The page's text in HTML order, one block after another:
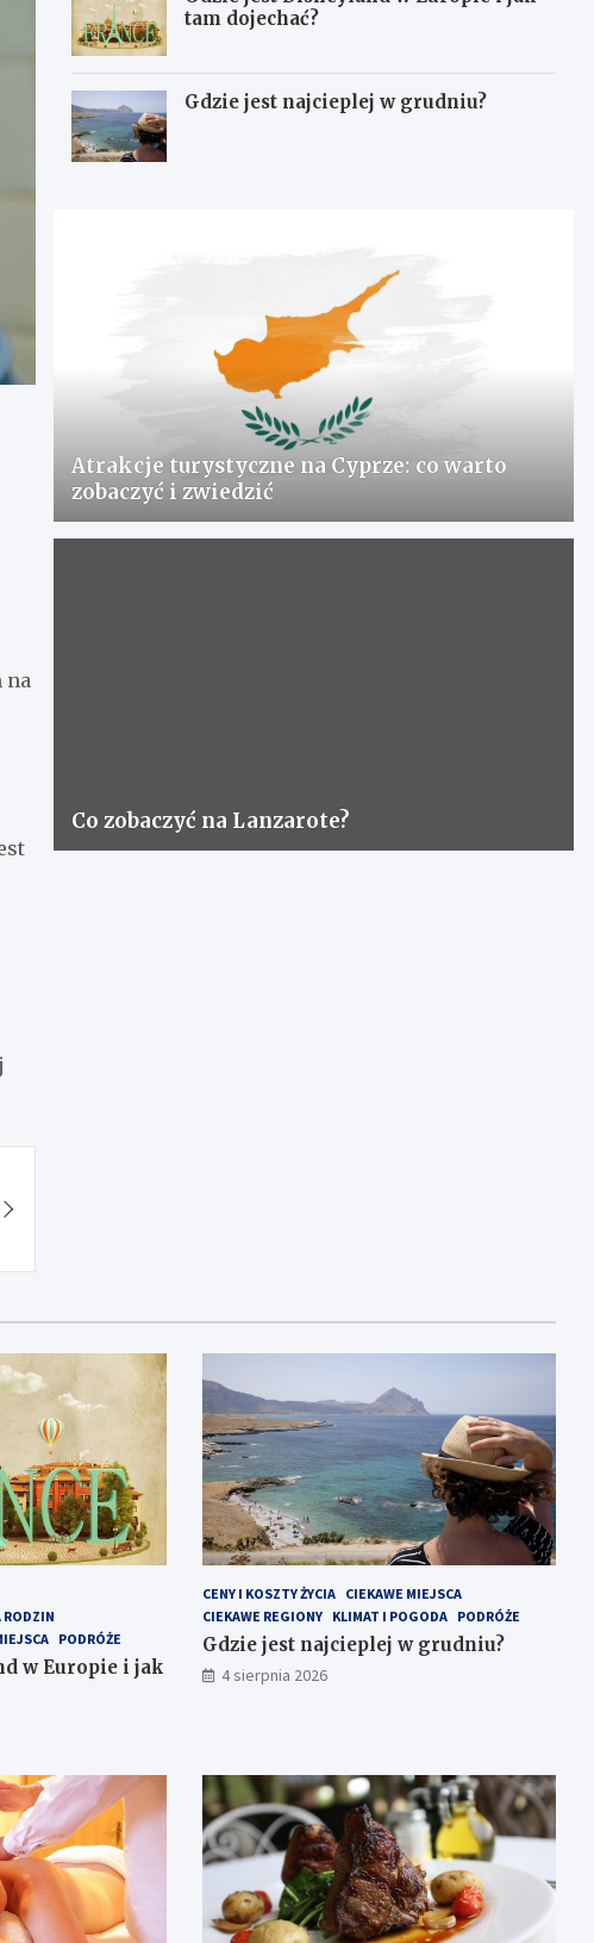
na
tam dojechać?
Gdzie jest najcieplej w grudniu?
Atrakcje turystyczne na Cyprze: co warto
zobaczyć i zwiedzić
Co zobaczyć na Lanzarote?
RODZIN
PODRÓŻE
w Europie i jak
CENY I KOSZTY ŻYCIA
CIEKAWE MIEJSCA
CIEKAWE REGIONY
KLIMAT I POGODA PODRÓŻE
Gdzie jest najcieplej w grudniu?
4 sierpnia 2026